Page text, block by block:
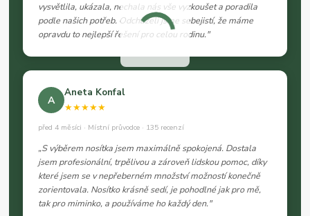
vysvětlila, ukázala, nechala nás vše vyzkoušet a poradila
podle našich potřeb. Odcházeli jsme sebejistí, že máme
opravdu to nejlepší řešení pro celou rodinu."
A
Aneta Konfal
★★★★★
před 4 měsíci · Místní průvodce · 135 recenzí
„S výběrem nosítka jsem maximálně spokojená. Dostala
jsem profesionální, trpělivou a zároveň lidskou pomoc, díky
které jsem se v nepřeberném množství možností konečně
zorientovala. Nosítko krásně sedí, je pohodlné jak pro mě,
tak pro miminko, a používáme ho každý den."